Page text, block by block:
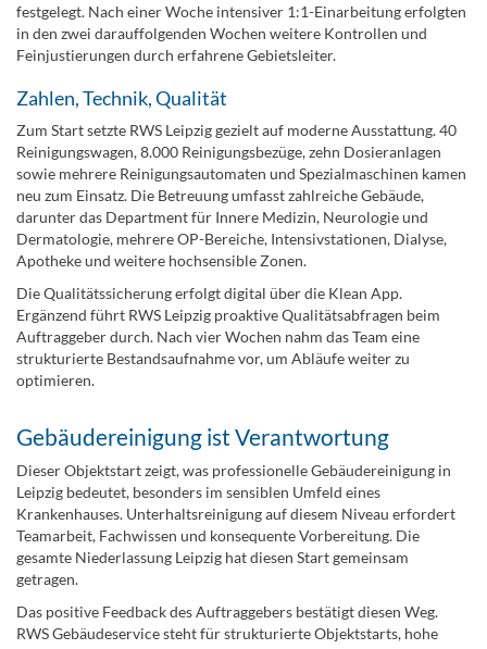
festgelegt. Nach einer Woche intensiver 1:1-Einarbeitung erfolgten
in den zwei darauffolgenden Wochen weitere Kontrollen und
Feinjustierungen durch erfahrene Gebietsleiter.
Zahlen, Technik, Qualität
Zum Start setzte RWS Leipzig gezielt auf moderne Ausstattung. 40
Reinigungswagen, 8.000 Reinigungsbezüge, zehn Dosieranlagen
sowie mehrere Reinigungsautomaten und Spezialmaschinen kamen
neu zum Einsatz. Die Betreuung umfasst zahlreiche Gebäude,
darunter das Department für Innere Medizin, Neurologie und
Dermatologie, mehrere OP-Bereiche, Intensivstationen, Dialyse,
Apotheke und weitere hochsensible Zonen.
Die Qualitätssicherung erfolgt digital über die Klean App.
Ergänzend führt RWS Leipzig proaktive Qualitätsabfragen beim
Auftraggeber durch. Nach vier Wochen nahm das Team eine
strukturierte Bestandsaufnahme vor, um Abläufe weiter zu
optimieren.
Gebäudereinigung ist Verantwortung
Dieser Objektstart zeigt, was professionelle Gebäudereinigung in
Leipzig bedeutet, besonders im sensiblen Umfeld eines
Krankenhauses. Unterhaltsreinigung auf diesem Niveau erfordert
Teamarbeit, Fachwissen und konsequente Vorbereitung. Die
gesamte Niederlassung Leipzig hat diesen Start gemeinsam
getragen.
Das positive Feedback des Auftraggebers bestätigt diesen Weg.
RWS Gebäudeservice steht für strukturierte Objektstarts, hohe